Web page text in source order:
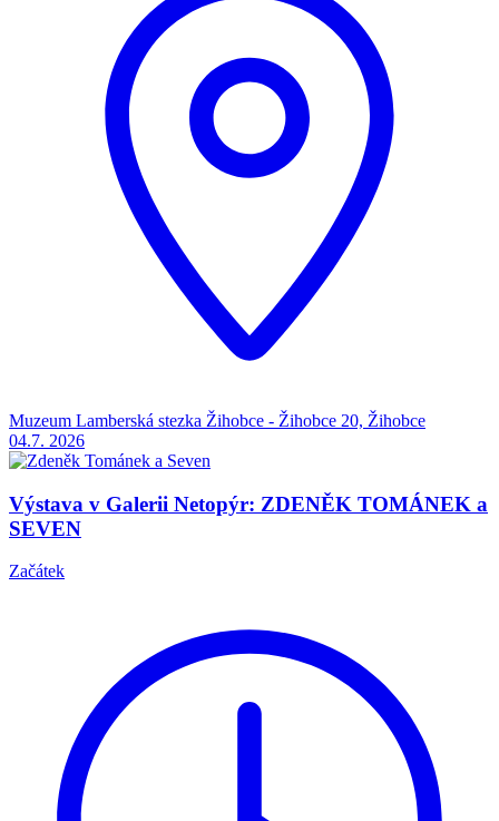
Muzeum Lamberská stezka Žihobce - Žihobce 20, Žihobce
04.7. 2026
Výstava v Galerii Netopýr: ZDENĚK TOMÁNEK a
SEVEN
Začátek